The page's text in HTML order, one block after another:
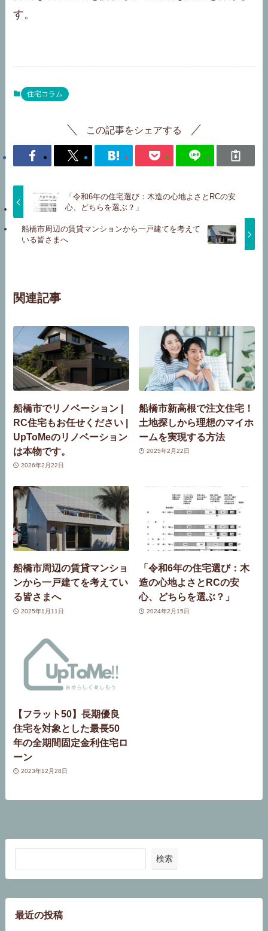
す。
住宅コラム
この記事をシェアする
「令和6年の住宅選び：木造の心地よさとRCの安
心、どちらを選ぶ？」
船橋市周辺の賃貸マンションから一戸建てを考えて
いる皆さまへ
関連記事
船橋市でリノベーション |
RC住宅もお任せください |
UpToMeのリノベーション
は本物です。
2026年2月22日
船橋市新高根で注文住宅！
土地探しから理想のマイホ
ームを実現する方法
2025年2月22日
船橋市周辺の賃貸マンショ
ンから一戸建てを考えてい
る皆さまへ
2025年1月11日
「令和6年の住宅選び：木
造の心地よさとRCの安
心、どちらを選ぶ？」
2024年2月15日
【フラット50】長期優良
住宅を対象とした最長50
年の全期間固定金利住宅ロ
ーン
2023年12月28日
検索
最近の投稿